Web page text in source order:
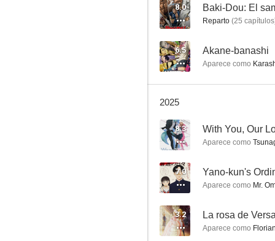
Spy×Family
Re:Zero -Starting Life in Another World-
8.0 Baki-Dou: El
Reparto (25 capítulos
6.5 Akane-banashi
Aparece como
2025
8.3
Aparece como
7.0 Yano-kun's
Aparece como Mr.
3.2 La rosa de
Aparece como